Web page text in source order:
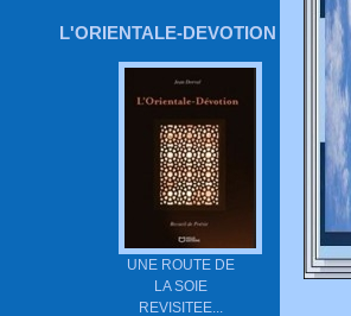
L'ORIENTALE-DEVOTION
UNE ROUTE DE
LA SOIE
REVISITEE...